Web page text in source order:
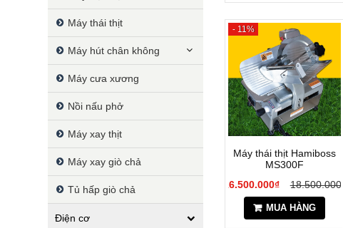
- 11%
Máy thái thịt Hamiboss
MS300F
16.500.000₫
18.500.000₫
MUA HÀNG
Máy thái thịt
Máy hút chân không
Máy cưa xương
Nồi nấu phở
Máy xay thịt
Máy xay giò chả
Tủ hấp giò chả
Điện cơ